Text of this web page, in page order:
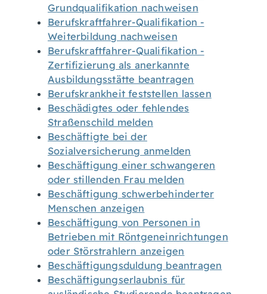
Grundqualifikation nachweisen
Berufskraftfahrer-Qualifikation -
Weiterbildung nachweisen
Berufskraftfahrer-Qualifikation -
Zertifizierung als anerkannte
Ausbildungsstätte beantragen
Berufskrankheit feststellen lassen
Beschädigtes oder fehlendes
Straßenschild melden
Beschäftigte bei der
Sozialversicherung anmelden
Beschäftigung einer schwangeren
oder stillenden Frau melden
Beschäftigung schwerbehinderter
Menschen anzeigen
Beschäftigung von Personen in
Betrieben mit Röntgeneinrichtungen
oder Störstrahlern anzeigen
Beschäftigungsduldung beantragen
Beschäftigungserlaubnis für